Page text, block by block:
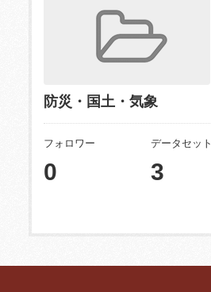
防災・国土・気象
フォロワー
0
データセット
3